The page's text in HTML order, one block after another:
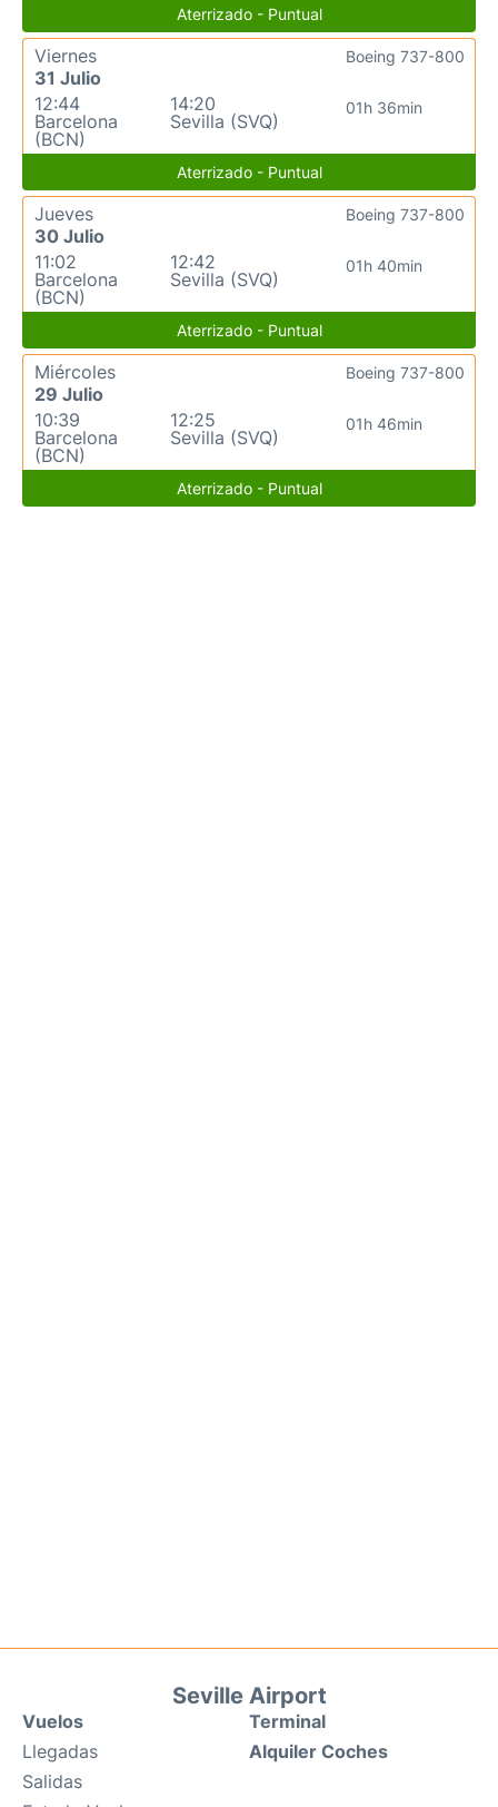
Aterrizado - Puntual
Viernes
31 Julio
12:44
Barcelona
(BCN)
14:20
Sevilla (SVQ)
01h 36min
Boeing 737-800
Aterrizado - Puntual
Jueves
30 Julio
11:02
Barcelona
(BCN)
12:42
Sevilla (SVQ)
01h 40min
Boeing 737-800
Aterrizado - Puntual
Miércoles
29 Julio
10:39
Barcelona
(BCN)
12:25
Sevilla (SVQ)
01h 46min
Boeing 737-800
Aterrizado - Puntual
Seville Airport
Vuelos
Llegadas
Salidas
Terminal
Alquiler Coches